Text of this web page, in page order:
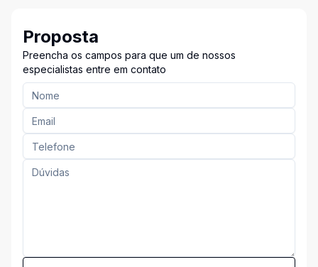
Proposta
Preencha os campos para que um de nossos
especialistas entre em contato